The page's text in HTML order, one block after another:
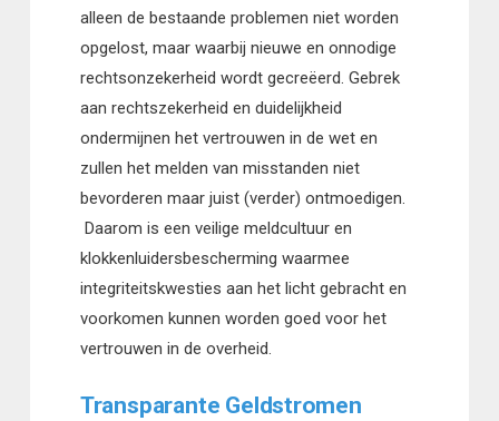
alleen de bestaande problemen niet worden
opgelost, maar waarbij nieuwe en onnodige
rechtsonzekerheid wordt gecreëerd. Gebrek
aan rechtszekerheid en duidelijkheid
ondermijnen het vertrouwen in de wet en
zullen het melden van misstanden niet
bevorderen maar juist (verder) ontmoedigen.
Daarom is een veilige meldcultuur en
klokkenluidersbescherming waarmee
integriteitskwesties aan het licht gebracht en
voorkomen kunnen worden goed voor het
vertrouwen in de overheid.
Transparante Geldstromen